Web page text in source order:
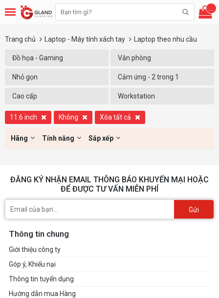
...
Trang chủ Laptop - Máy tính xách tay Laptop theo nhu cầu
Đồ họa - Gaming Văn phòng
Nhỏ gọn Cảm ứng - 2 trong 1
Cao cấp Workstation
11.6 inch Không Xóa tất cả
Hãng Tính năng Sắp xếp
ĐĂNG KÝ NHẬN EMAIL THÔNG BÁO KHUYẾN MẠI HOẶC
ĐỂ ĐƯỢC TƯ VẤN MIỄN PHÍ
Gửi
Thông tin chung
Giới thiệu công ty
Góp ý, Khiếu nại
Thông tin tuyển dụng
Hướng dẫn mua Hàng